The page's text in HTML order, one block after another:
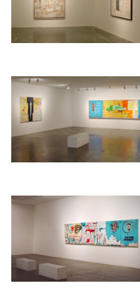
들은 함께 공동작업을 하기도
많은 영향을 주고받는다.
바스키아의 첫 개인전은 1981
후 바스키아는 1982년 뉴욕의
Gallery)에서의 첫 미국 개인전
지속적으로 개인전을 열고 주
대 받은 작가 176명중 최연소
7>에 초대되기도 했다. 국내에
년 선재 미술관, 국립현대미술
바 있다.
바스키아의 작품의 주요 주제
의 주인공들 그리고 백인 중심
많았다. 이러한 주제들은 그의
한 재료들을 통해 표현되었다.
성공한 음악가 찰리 파커, 야구
그의 작품 속 주요 등장인물로
한 영웅이자 현대 문화의 중요
/upload/installations/
/upload/installations/